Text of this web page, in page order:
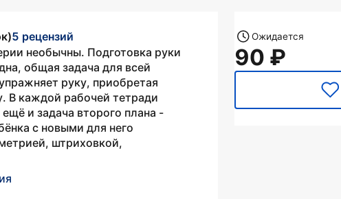
5 рецензий
необычны. Подготовка руки
общая задача для всей
руку, приобретая
В каждой рабочей тетради
и задача второго плана -
с новыми для него
штриховкой,
Ожидается
90